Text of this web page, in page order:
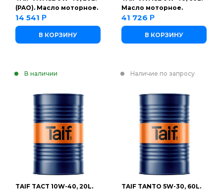
(PAO). Масло моторное.
14 541 Р
В КОРЗИНУ
Масло моторное.
41 726 Р
В КОРЗИНУ
В наличии
TAIF TACT 10W-40, 20L.
Наличие по запросу
TAIF TANTO 5W-30, 60L.